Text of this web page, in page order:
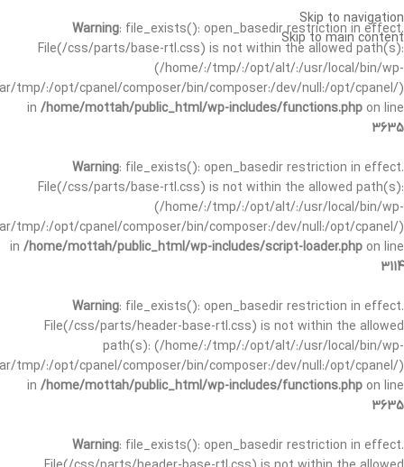
Warning: file_exists(): open_basedir restriction in effect.
File(/css/parts/base-rtl.css) is not within the allowed path(s):
(/home/:/tmp/:/opt/alt/:/usr/local/bin/wp-
tmp/:/opt/cpanel/composer/bin/composer:/dev/null:/opt/cpanel/)
in /home/mottah/public_html/wp-includes/functions.php on line
3635
Warning: file_exists(): open_basedir restriction in effect.
File(/css/parts/base-rtl.css) is not within the allowed path(s):
(/home/:/tmp/:/opt/alt/:/usr/local/bin/wp-
tmp/:/opt/cpanel/composer/bin/composer:/dev/null:/opt/cpanel/)
in /home/mottah/public_html/wp-includes/script-loader.php on line
3114
Warning: file_exists(): open_basedir restriction in effect.
File(/css/parts/header-base-rtl.css) is not within the allowed
path(s): (/home/:/tmp/:/opt/alt/:/usr/local/bin/wp-
tmp/:/opt/cpanel/composer/bin/composer:/dev/null:/opt/cpanel/)
in /home/mottah/public_html/wp-includes/functions.php on line
3635
Warning: file_exists(): open_basedir restriction in effect.
Skip to navigation
Skip to main content